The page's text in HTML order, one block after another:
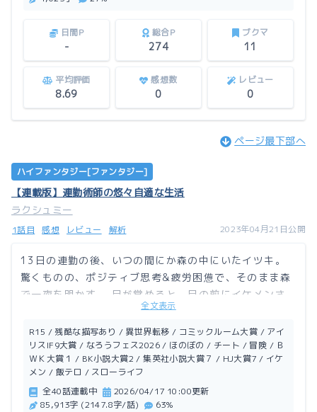
日間P
-
総合P
274
ブクマ
11
平均評価
8.69
感想数
0
レビュー
0
ページ最下部へ
ハイファンタジー[ファンタジー]
【連載版】連勤術師の悠々自適な生活
ラクシュミー
1話目 感想 レビュー 解析 2023年04月21日公開
13日の連勤の後、いつの間にか森の中にいたイツキ。
驚くものの、ポジティブ思考&疲労困憊で、そのまま森
で一夜を明かす。 目が覚めると、目の前にイケメンさ
「はい、いらっしゃいませ」
元社畜イツキの願いはスローライフ。でも結局働かない
と落ち着かないので、とりあえず携帯食でも売ってみる
ことに。
果たして、異世界生活を満喫出来るのか？
全文表示
R15 / 残酷な描写あり / 異世界転移 / コミックルーム大賞 / アイ
リスIF9大賞 / なろうフェス2026 / ほのぼの / チート / 冒険 / Ｂ
ＷＫ大賞１ / BK小説大賞2 / 集英社小説大賞７ / HJ大賞7 / イケ
メン / 飯テロ / スローライフ
全40話連載中
2026/04/17 10:00更新
85,913字 (2147.8字/話)
63%